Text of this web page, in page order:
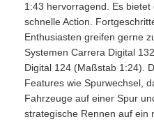
1:43 hervorragend. Es
schnelle Action.
Enthusiasten greifen gerne
Systemen Carrera Digital
Digital 124 (Maßstab 1:24).
Features wie Spurwechsel,
Fahrzeuge auf einer Spur
strategische Rennen auf ein